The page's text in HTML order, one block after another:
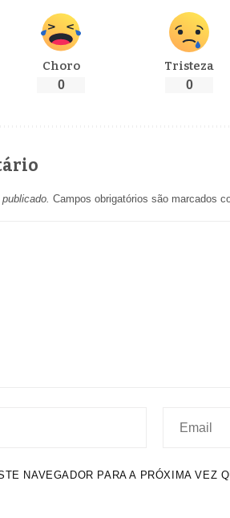
Choro
0
Tristeza
0
Campos obrigatórios são marcados
NAVEGADOR PARA A PRÓXIMA VEZ